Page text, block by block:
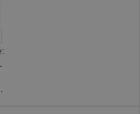
:
S/FTP (PIMF)